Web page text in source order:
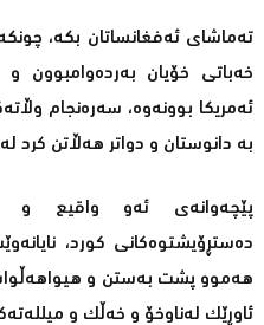
تەماشای ئەفغانساتان بکە،
خەباتی خۆیان بەردەوامبوون
ئەمریکا بوونەوە، سەرەنجام
بە دانوستان و دواتر هەڵاتن کرد
پێچەوانەی ئەو واقیع و
دەستڕۆیشتوەکانی کورد،
هەموو پشت بەستن و
ئاوڕێک لەناوخۆ و خەڵک و